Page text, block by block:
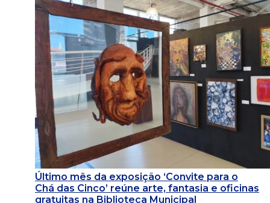
Último mês da exposição ‘Convite para o
Chá das Cinco’ reúne arte, fantasia e oficinas
gratuitas na Biblioteca Municipal